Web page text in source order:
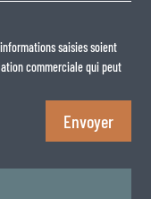
saisies soient
commerciale qui peut
Envoyer